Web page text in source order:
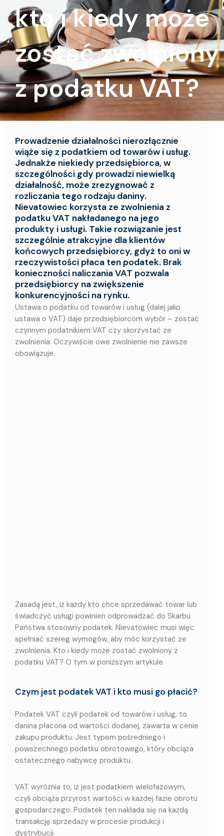
kto i kiedy może
zostać zwolniony
z podatku VAT?
Prowadzenie działalności nierozłącznie
wiąże się z podatkiem od towarów i usług.
Jednakże niekiedy przedsiębiorca, w
szczególności gdy prowadzi niewielką
działalność, może zrezygnować z
rozliczania tego rodzaju daniny.
Nievatowiec korzysta ze zwolnienia z
podatku VAT nakładanego na jego
produkty i usługi. Takie rozwiązanie jest
szczególnie atrakcyjne dla klientów
końcowych przedsiębiorcy, gdyż to oni w
rzeczywistości płaca ten podatek. Brak
konieczności naliczania VAT pozwala
przedsiębiorcy na zwiększenie
konkurencyjności na rynku.
Ustawa o podatku od towarów i usług (dalej jako
ustawa o VAT) daje przedsiębiorcom wybór – zostać
czynnym podatnikiem VAT czy skorzystać ze
zwolnienia. Oczywiście owe zwolnienie nie zawsze
obowiązuje.
Zasadą jest, iż każdy kto chce sprzedawać towar lub
świadczyć usługi powinien odprowadzać do Skarbu
Państwa stosowny podatek. Nievatowiec musi więc
spełniać szereg wymogów, aby móc korzystać ze
zwolnienia. Kto i kiedy może zostać zwolniony z
podatku VAT? O tym w poniższym artykule.
Czym jest podatek VAT i kto musi go płacić?
Podatek VAT czyli podatek od towarów i usług, to
danina płacona od wartości dodanej, zawarta w cenie
zakupu produktu. Jest typem pośredniego i
powszechnego podatku obrotowego, który obciąża
ostatecznego nabywcę produktu.
VAT wyróżnia to, iż jest podatkiem wielofazowym,
czyli obciąża przyrost wartości w każdej fazie obrotu
gospodarczego. Podatek ten nakłada się na każdą
transakcję sprzedaży w procesie produkcji i
dystrybucji.